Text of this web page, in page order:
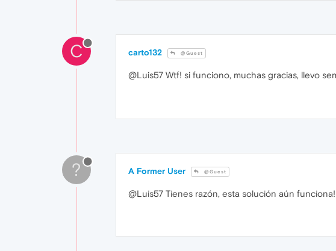
C carto132 @Guest
@Luis57 Wtf! si funciono, muchas gracias, llevo
? A Former User @Guest
@Luis57 Tienes razón, esta solución aún